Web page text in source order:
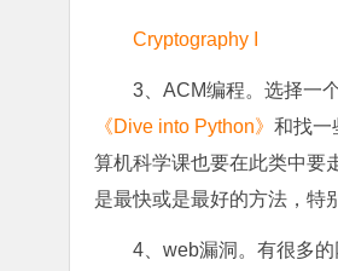
Cryptography I
3、ACM编程。选择一
《Dive into Python》 和找一
算机科学课也要在此类中要
是最快或是最好的方法，特
4、web漏洞。有很多